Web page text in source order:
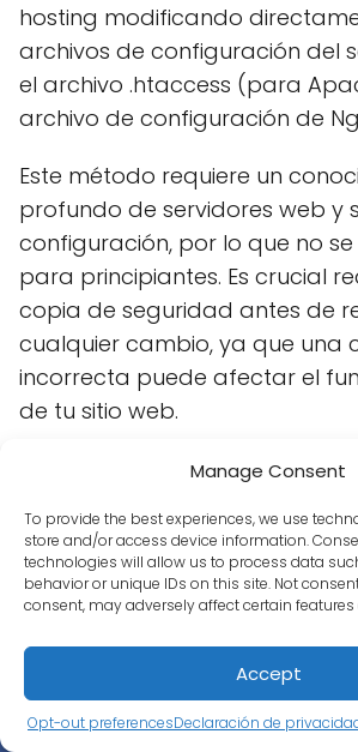
Manage Consent
To provide the best experiences, we use
store and/or access device information.
technologies will allow us to process data
behavior or unique IDs on this site. Not
consent, may adversely affect certain
Accept
Opt-out preferencesDeclaración de
hosting modificando
archivos de configuración del
el archivo .htaccess (para
archivo de configuración de
Este método requiere un
profundo de servidores web y
configuración, por lo que no
para principiantes. Es crucial
copia de seguridad antes de
cualquier cambio, ya que una
incorrecta puede afectar el
de tu sitio web.
Este método implica la
diferentes dominios,
uno funcione
datos.
Accede a los archivos de